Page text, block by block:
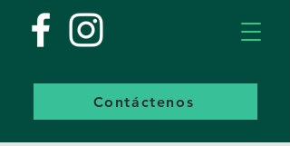
Contáctenos